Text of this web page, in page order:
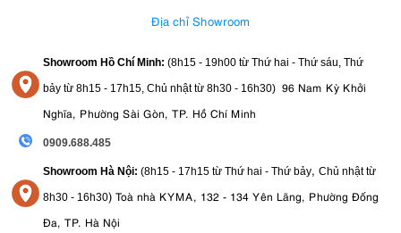
Địa chỉ Showroom
Showroom Hồ Chí Minh: (8h15 - 19h00 từ Thứ hai - Thứ sáu, Thứ
bảy từ 8h15 - 17h15, Chủ nhật từ 8h30 - 16h30) 96 Nam Kỳ Khởi
Nghĩa, Phường Sài Gòn, TP. Hồ Chí Minh
0909.688.485
Showroom Hà Nội: (8h15 - 17h15 từ Thứ hai - Thứ bảy, Chủ nhật từ
8h30 - 16h30) Toà nhà KYMA, 132 - 134 Yên Lãng, Phường Đống
Đa, TP. Hà Nội